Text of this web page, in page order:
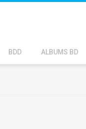
BDD ALBUMS BD